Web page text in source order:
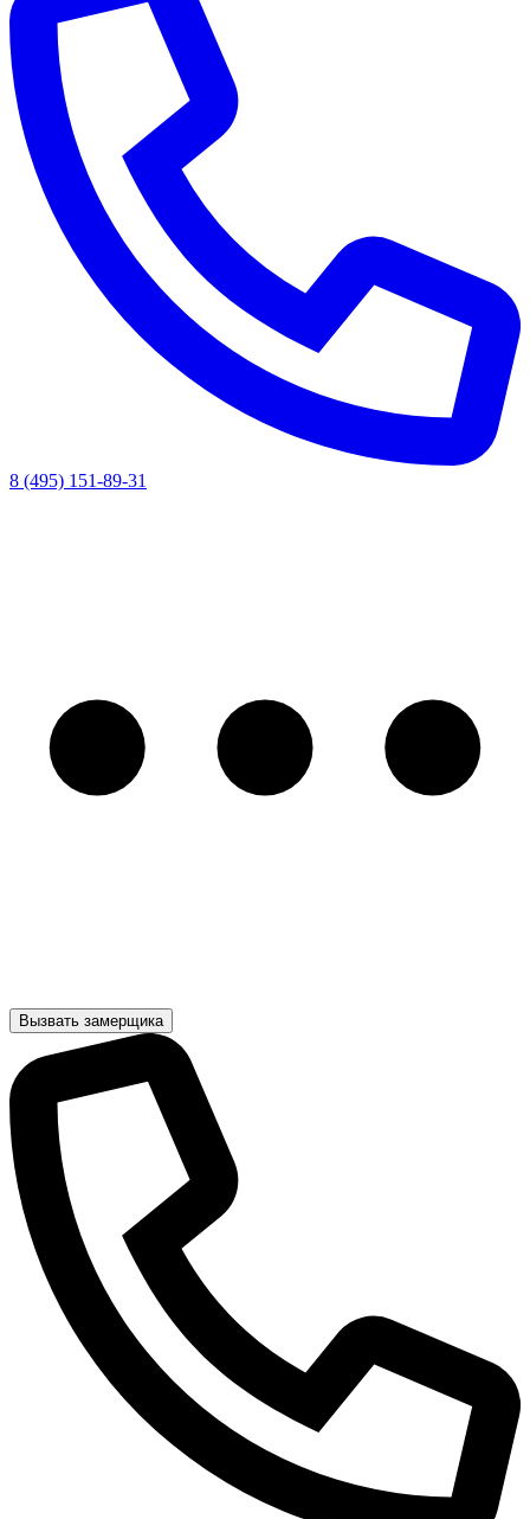
8 (495) 151-89-31
Вызвать замерщика